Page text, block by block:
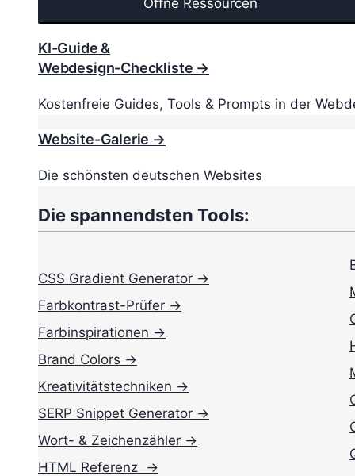
KI-Guide &
Webdesign-Checkliste →
Kostenfreie Guides, Tools & Prompts in der
Website-Galerie →
Die schönsten deutschen Websites
Die spannendsten Tools:
CSS Gradient Generator →
Farbkontrast-Prüfer →
Farbinspirationen →
Brand Colors →
Kreativitätstechniken →
SERP Snippet Generator →
Wort- & Zeichenzähler →
HTML Referenz →